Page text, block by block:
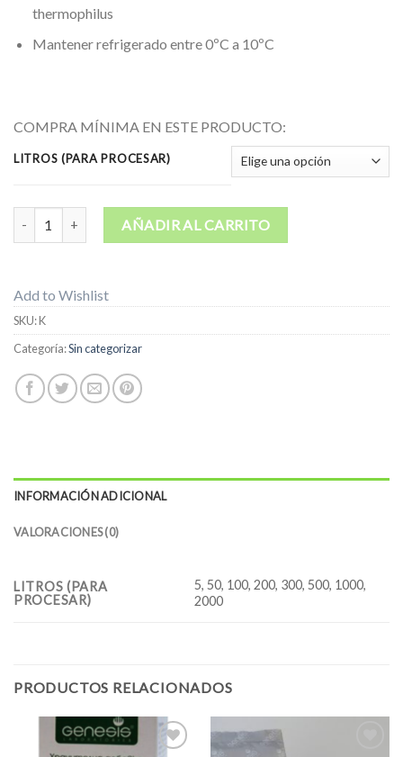
thermophilus
Mantener refrigerado entre 0ºC a 10ºC
COMPRA MÍNIMA EN ESTE PRODUCTO:
LITROS (PARA PROCESAR)
AÑADIR AL CARRITO
Add to Wishlist
SKU:K
Categoría:Sin categorizar
INFORMACIÓN ADICIONAL
VALORACIONES (0)
LITROS (PARA
PROCESAR)
5, 50, 100, 200, 300, 500, 1000,
2000
PRODUCTOS RELACIONADOS